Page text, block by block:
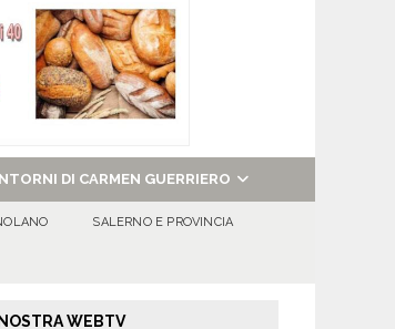
DI CARMEN GUERRIERO
SALERNO E PROVINCIA
WEBTV